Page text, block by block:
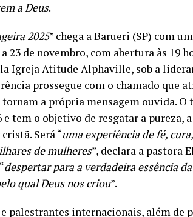
a Deus.
2025” chega a Barueri (SP) com
23 de novembro, com abertura às 19
Igreja Atitude Alphaville, sob a
prossegue com o chamado que
a própria mensagem ouvida. O
e tem o objetivo de resgatar a pureza,
Será “uma experiência de fé,
de mulheres”, declara a pastora
despertar para a verdadeira essência
qual Deus nos criou”.
palestrantes internacionais, além de